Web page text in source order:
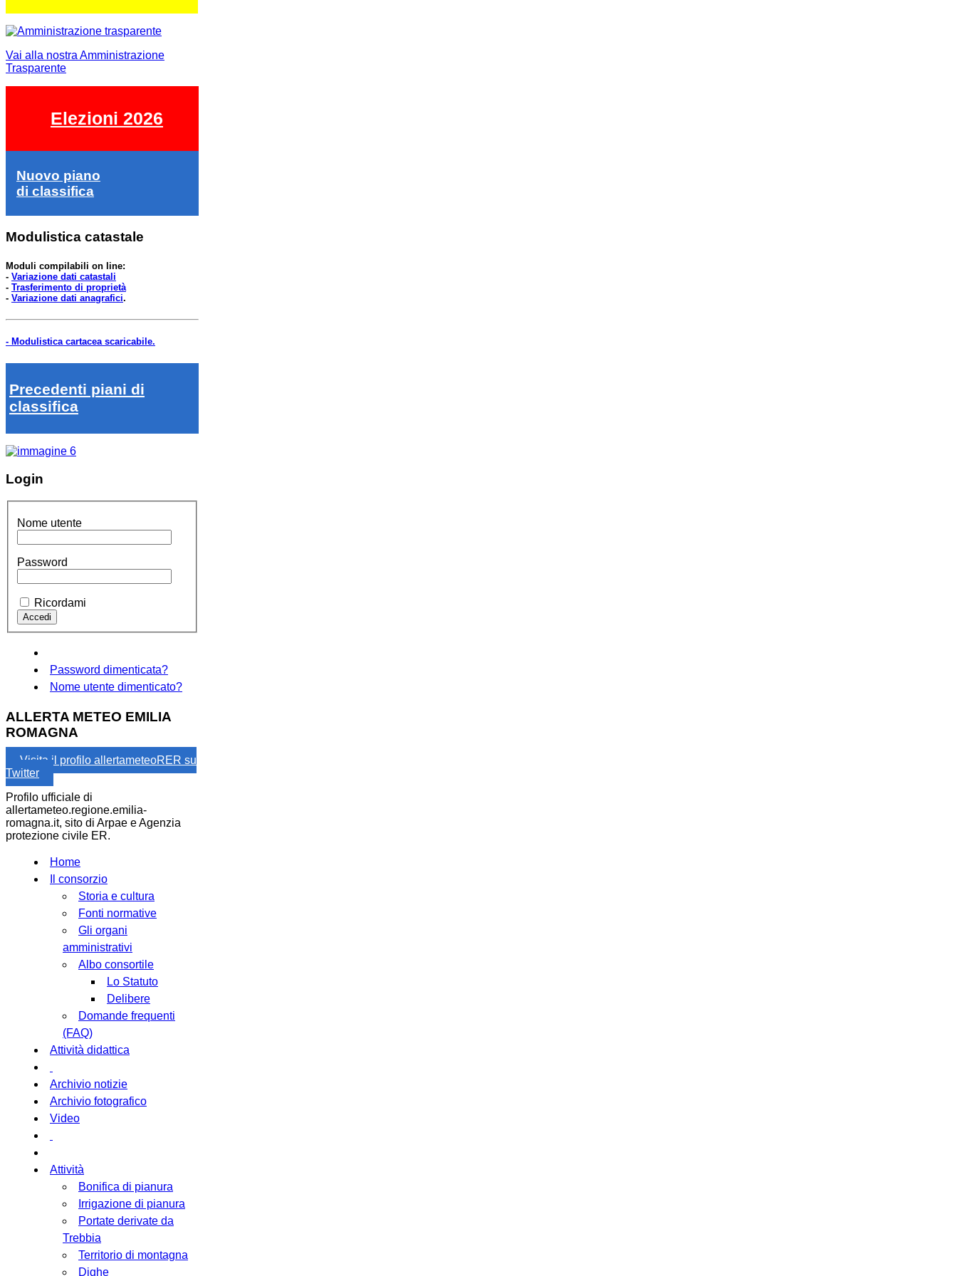
Vai alla nostra Amministrazione
Trasparente
Elezioni 2026
Nuovo piano
di classifica
Modulistica catastale
Moduli compilabili on line:
- Variazione dati catastali
- Trasferimento di proprietà
- Variazione dati anagrafici.
- Modulistica cartacea scaricabile.
Precedenti piani di
classifica
Login
Nome utente
Password
Ricordami
Password dimenticata?
Nome utente dimenticato?
ALLERTA METEO EMILIA
ROMAGNA
Visita il profilo allertameteoRER su
Twitter
Profilo ufficiale di
allertameteo.regione.emilia-
romagna.it, sito di Arpae e Agenzia
protezione civile ER.
Home
Il consorzio
Storia e cultura
Fonti normative
Gli organi
amministrativi
Albo consortile
Lo Statuto
Delibere
Domande frequenti
(FAQ)
Attività didattica
Archivio notizie
Archivio fotografico
Video
Attività
Bonifica di pianura
Irrigazione di pianura
Portate derivate da
Trebbia
Territorio di montagna
Dighe